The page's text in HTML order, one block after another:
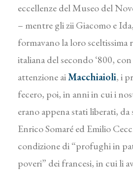
eccellenze del Museo del
– mentre gli zii Giacomo e
formavano la loro
italiana del secondo ‘800,
attenzione aiMacchiaioli, i
fecero, poi, in anni in cui i
erano appena stati liberati,
Enrico Somaré ed Emilio
condizione di “profughi in
poveri” dei francesi, in cui li